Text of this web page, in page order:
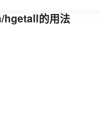
hgetall的用法